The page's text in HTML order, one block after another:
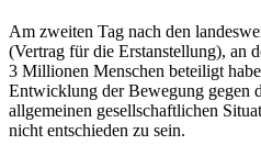
Am zweiten Tag nach den
(Vertrag für die Erstanstellung), an
3 Millionen Menschen beteiligt
Entwicklung der Bewegung gegen
allgemeinen gesellschaftlichen
nicht entschieden zu sein.